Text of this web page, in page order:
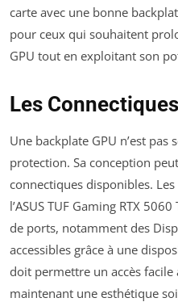
carte avec une bonne
pour ceux qui souhaitent
GPU tout en exploitant son
Les
Une backplate GPU n’est
protection. Sa conception
connectiques disponibles.
l’ASUS TUF Gaming RTX
de ports, notamment des
accessibles grâce à une
doit permettre un accès facile
maintenant une esthétique